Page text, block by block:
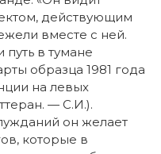
действующим
вместе с ней.
путь в тумане
образца 1981 года
на левых
— С.И.).
он желает
которые в